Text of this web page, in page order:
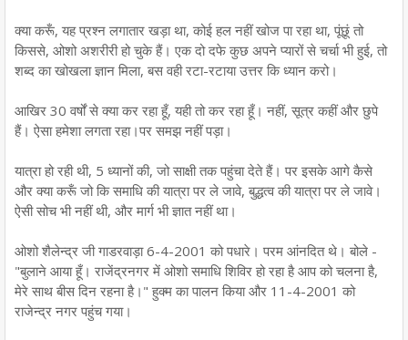
क्या करूँ, यह प्रश्न लगातार खड़ा था, कोई हल नहीं खोज पा रहा था, पूंछूं तो
किससे, ओशो अशरीरी हो चुके हैं। एक दो दफे कुछ अपने प्यारों से चर्चा भी हुई, तो
शब्द का खोखला ज्ञान मिला, बस वही रटा-रटाया उत्तर कि ध्यान करो।
आखिर 30 वर्षों से क्या कर रहा हूँ, यही तो कर रहा हूँ। नहीं, सूत्र कहीं और छुपे
हैं। ऐसा हमेशा लगता रहा।पर समझ नहीं पड़ा।
यात्रा हो रही थी, 5 ध्यानों की, जो साक्षी तक पहुंचा देते हैं। पर इसके आगे कैसे
और क्या करूँ जो कि समाधि की यात्रा पर ले जावे, बुद्धत्व की यात्रा पर ले जावे।
ऐसी सोच भी नहीं थी, और मार्ग भी ज्ञात नहीं था।
ओशो शैलेन्द्र जी गाडरवाड़ा 6-4-2001 को पधारे। परम आंनदित थे। बोले -
"बुलाने आया हूँ। राजेंद्रनगर में ओशो समाधि शिविर हो रहा है आप को चलना है,
मेरे साथ बीस दिन रहना है।" हुक्म का पालन किया और 11-4-2001 को
राजेन्द्र नगर पहुंच गया।